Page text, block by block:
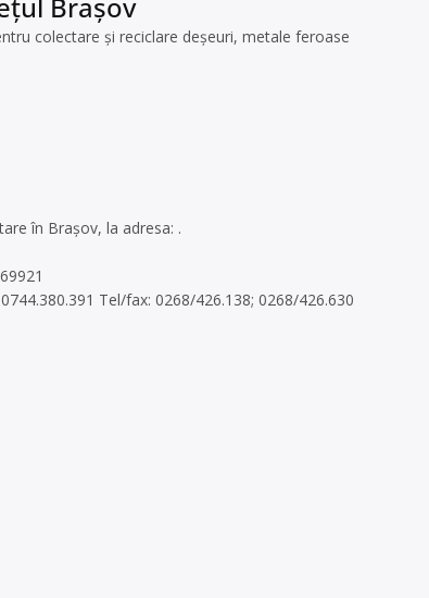
colectare și reciclare deșeuri, metale feroase
în Brașov, la adresa: .
Tel/fax: 0268/426.138; 0268/426.630